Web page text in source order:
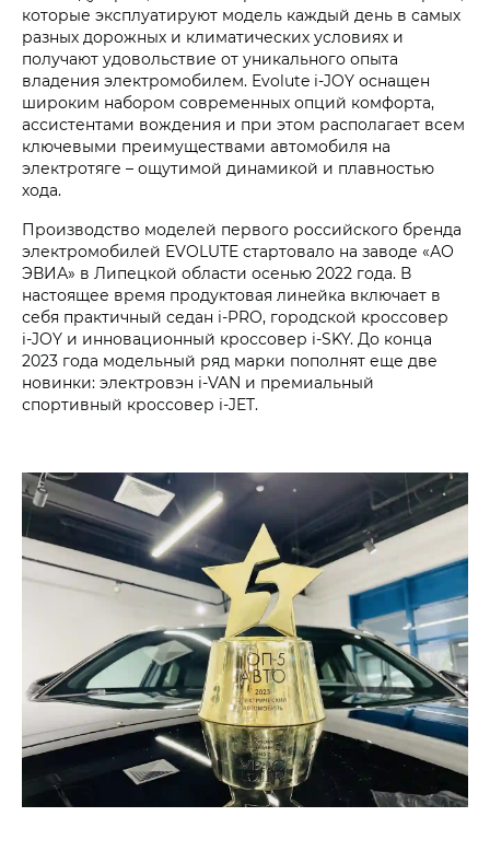
которые эксплуатируют модель каждый день в самых
разных дорожных и климатических условиях и
получают удовольствие от уникального опыта
владения электромобилем. Evolute i‑JOY оснащен
широким набором современных опций комфорта,
ассистентами вождения и при этом располагает всем
ключевыми преимуществами автомобиля на
электротяге – ощутимой динамикой и плавностью
хода.
Производство моделей первого российского бренда
электромобилей EVOLUTE стартовало на заводе «АО
ЭВИА» в Липецкой области осенью 2022 года. В
настоящее время продуктовая линейка включает в
себя практичный седан i‑PRO, городской кроссовер
i‑JOY и инновационный кроссовер i‑SKY. До конца
2023 года модельный ряд марки пополнят еще две
новинки: электровэн i‑VAN и премиальный
спортивный кроссовер i‑JET.